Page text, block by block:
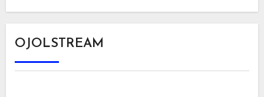
OJOLSTREAM